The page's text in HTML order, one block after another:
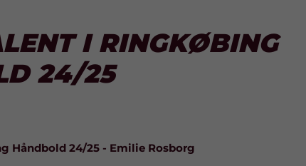
I RINGKØBING
24/25
Håndbold 24/25 - Emilie Rosborg